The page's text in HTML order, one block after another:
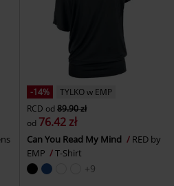
-14%
TYLKO w EMP
RCD od 89.90 zł
od 76.42 zł
Can You Read My Mind
RED by
EMP
T-Shirt
+9